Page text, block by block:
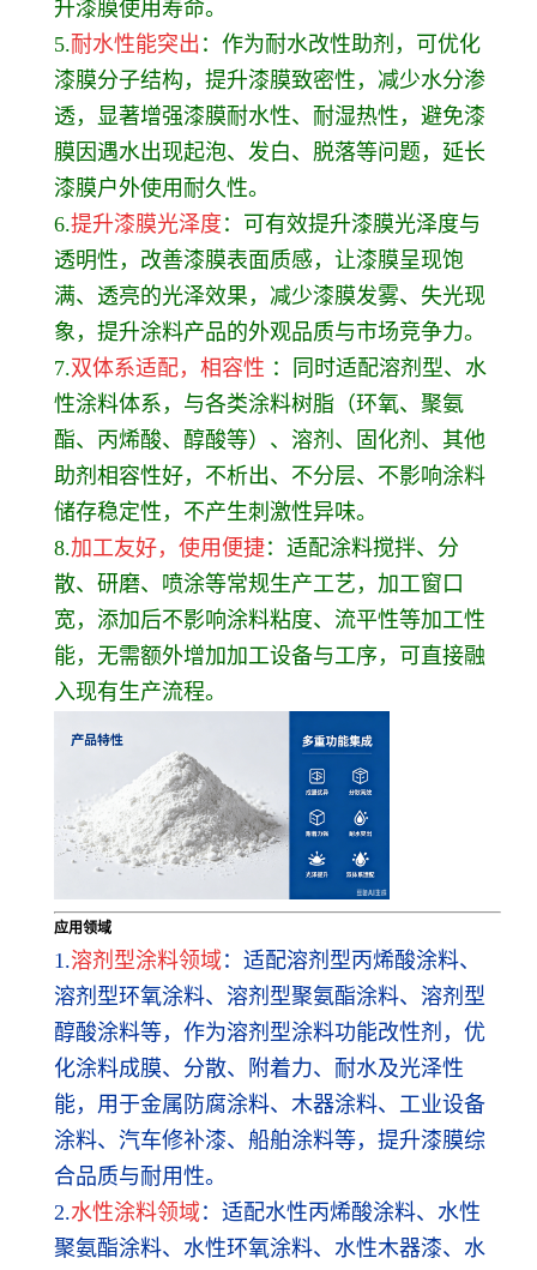
升漆膜使用寿命。
5.耐水性能突出 ：作为耐水改性助剂，可优化
漆膜分子结构，提升漆膜致密性，减少水分渗
透，显著增强漆膜耐水性、耐湿热性，避免漆
膜因遇水出现起泡、发白、脱落等问题，延长
漆膜户外使用耐久性。
6.提升漆膜光泽度 ：可有效提升漆膜光泽度与
透明性，改善漆膜表面质感，让漆膜呈现饱
满、透亮的光泽效果，减少漆膜发雾、失光现
象，提升涂料产品的外观品质与市场竞争力。
7.双体系适配，相容性 ：同时适配溶剂型、水
性涂料体系，与各类涂料树脂（环氧、聚氨
酯、丙烯酸、醇酸等）、溶剂、固化剂、其他
助剂相容性好，不析出、不分层、不影响涂料
储存稳定性，不产生刺激性异味。
8.加工友好，使用便捷：适配涂料搅拌、分
散、研磨、喷涂等常规生产工艺，加工窗口
宽，添加后不影响涂料粘度、流平性等加工性
能，无需额外增加加工设备与工序，可直接融
入现有生产流程。
应用领域
1.溶剂型涂料领域 ：适配溶剂型丙烯酸涂料、
溶剂型环氧涂料、溶剂型聚氨酯涂料、溶剂型
醇酸涂料等，作为溶剂型涂料功能改性剂，优
化涂料成膜、分散、附着力、耐水及光泽性
能，用于金属防腐涂料、木器涂料、工业设备
涂料、汽车修补漆、船舶涂料等，提升漆膜综
合品质与耐用性。
2.水性涂料领域 ：适配水性丙烯酸涂料、水性
聚氨酯涂料、水性环氧涂料、水性木器漆、水